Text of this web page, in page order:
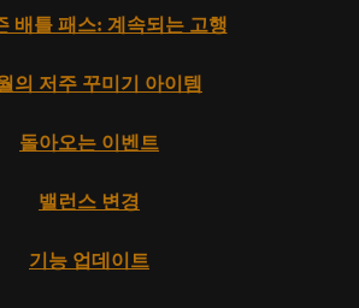
배틀 패스: 계속되는 고행
의 저주 꾸미기 아이템
돌아오는 이벤트
밸런스 변경
기능 업데이트